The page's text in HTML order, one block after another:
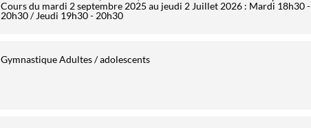
Cours du mardi 2 septembre 2025 au jeudi 2 Juillet 2026 : Mardi 18h30 -
20h30 / Jeudi 19h30 - 20h30
Gymnastique Adultes / adolescents